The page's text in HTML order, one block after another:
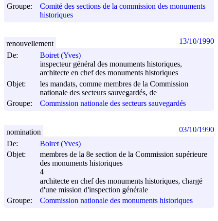
Groupe:
Comité des sections de la commission des monuments
historiques
De:
Boiret (Yves)
inspecteur général des monuments historiques,
architecte en chef des monuments historiques
Objet:
les mandats, comme membres de la Commission
nationale des secteurs sauvegardés, de
Groupe:
Commission nationale des secteurs sauvegardés
renouvellement 13/10/1990
De:
Boiret (Yves)
Objet:
membres de la 8e section de la Commission supérieure
des monuments historiques
4
architecte en chef des monuments historiques, chargé
d'une mission d'inspection générale
Groupe:
Commission nationale des monuments historiques
nomination 03/10/1990